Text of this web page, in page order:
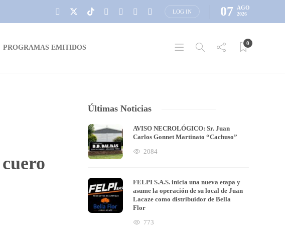
LOG IN 07 AGO
2026
PROGRAMAS EMITIDOS
0
Últimas Noticias
AVISO NECROLÓGICO: Sr. Juan
Carlos Gonnet Martinato “Cachuso”
2084
FELPI S.A.S. inicia una nueva etapa y
asume la operación de su local de Juan
Lacaze como distribuidor de Bella
Flor
773